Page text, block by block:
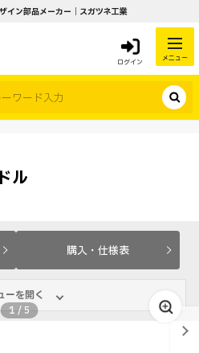
イン部品メーカー｜スガツネ工業
ログイン メニュー
ル
購入・仕様表
ーを開く
1 /5